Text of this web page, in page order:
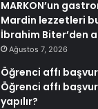
MARKON’un
Mardin lezzetleri
İbrahim Biter’den
Ağustos 7, 2026
Öğrenci affı
Öğrenci affı
yapılır?